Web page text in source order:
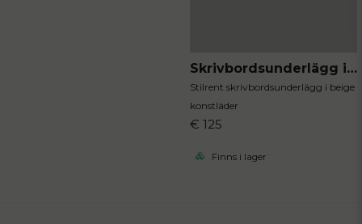
Skrivbordsunderlägg i konstläder
Stilrent skrivbordsunderlägg i beige
konstläder
€ 125
Finns i lager